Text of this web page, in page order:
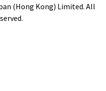
(Hong Kong) Limited. All